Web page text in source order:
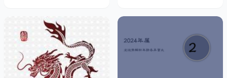
4.勇敢坚毅的同事
在所处的团队中，同事们勇于突破自我，不惧困难。他们保
持着进取精神，百折不挠。每当我面临困境，便受到了她们